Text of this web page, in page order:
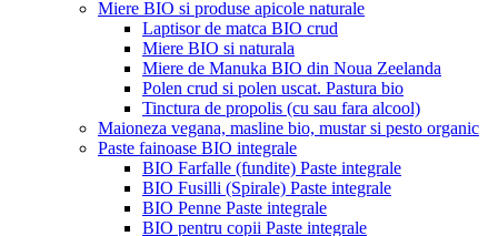
Miere BIO si produse apicole naturale
Laptisor de matca BIO crud
Miere BIO si naturala
Miere de Manuka BIO din Noua Zeelanda
Polen crud si polen uscat. Pastura bio
Tinctura de propolis (cu sau fara alcool)
Maioneza vegana, masline bio, mustar si pesto organic
Paste fainoase BIO integrale
BIO Farfalle (fundite) Paste integrale
BIO Fusilli (Spirale) Paste integrale
BIO Penne Paste integrale
BIO pentru copii Paste integrale